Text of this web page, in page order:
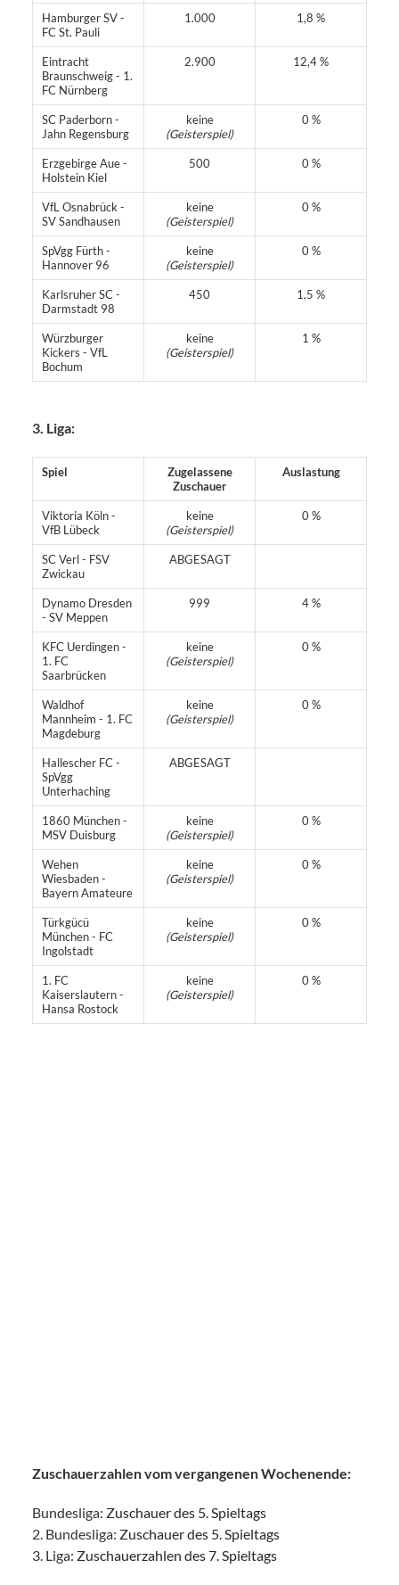
Hamburger SV -
FC St. Pauli
1.000 1,8 %
Eintracht
Braunschweig - 1.
FC Nürnberg
2.900 12,4 %
SC Paderborn -
Jahn Regensburg
keine
(Geisterspiel)
0 %
Erzgebirge Aue -
Holstein Kiel
500 0 %
VfL Osnabrück -
SV Sandhausen
keine
(Geisterspiel)
0 %
SpVgg Fürth -
Hannover 96
keine
(Geisterspiel)
0 %
Karlsruher SC -
Darmstadt 98
450 1,5 %
Würzburger
Kickers - VfL
Bochum
keine
(Geisterspiel)
1 %
3. Liga:
Spiel
Zugelassene
Zuschauer
Auslastung
Viktoria Köln -
VfB Lübeck
keine
(Geisterspiel)
0 %
SC Verl - FSV
Zwickau
ABGESAGT
Dynamo Dresden
- SV Meppen
999 4 %
KFC Uerdingen -
1. FC
Saarbrücken
keine
(Geisterspiel)
0 %
Waldhof
Mannheim - 1. FC
Magdeburg
keine
(Geisterspiel)
0 %
Hallescher FC -
SpVgg
Unterhaching
ABGESAGT
1860 München -
MSV Duisburg
keine
(Geisterspiel)
0 %
Wehen
Wiesbaden -
Bayern Amateure
keine
(Geisterspiel)
0 %
Türkgücü
München - FC
Ingolstadt
keine
(Geisterspiel)
0 %
1. FC
Kaiserslautern -
Hansa Rostock
keine
(Geisterspiel)
0 %
Zuschauerzahlen vom vergangenen Wochenende:
Bundesliga: Zuschauer des 5. Spieltags
2. Bundesliga: Zuschauer des 5. Spieltags
3. Liga: Zuschauerzahlen des 7. Spieltags